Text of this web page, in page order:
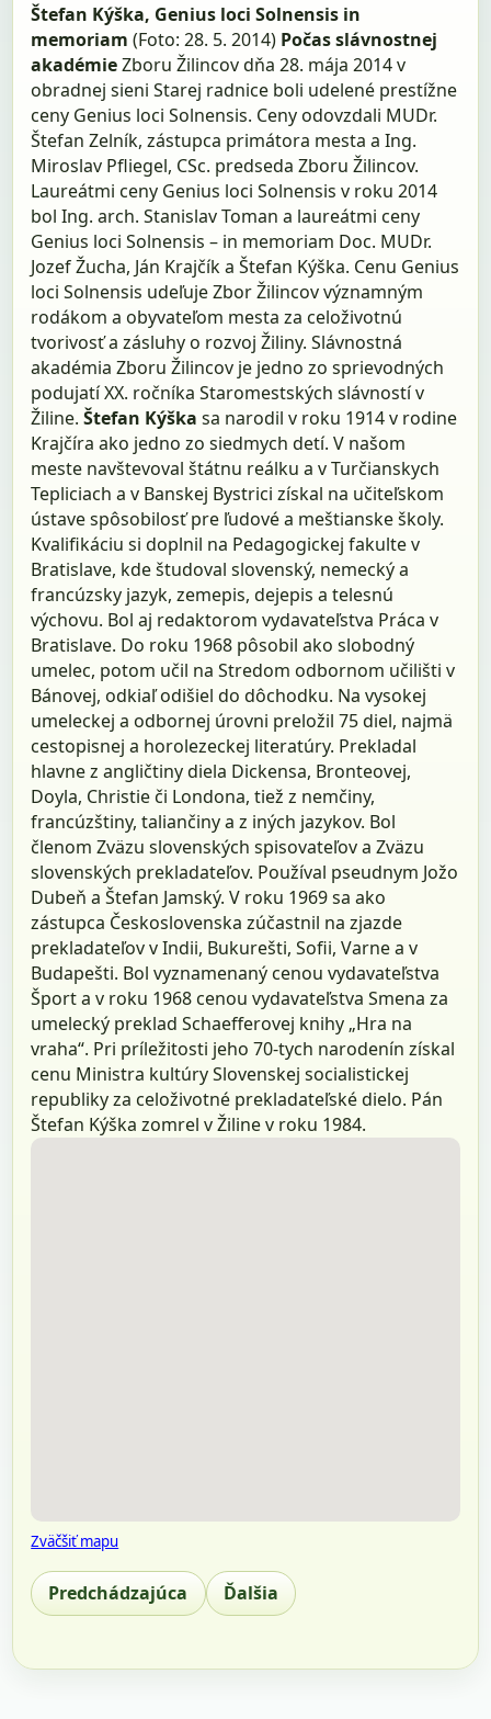
Štefan Kýška, Genius loci Solnensis in
memoriam(Foto: 28. 5. 2014) Počas slávnostnej
akadémieZboru Žilincov dňa 28. mája 2014 v
obradnej sieni Starej radnice boli udelené prestížne
ceny Genius loci Solnensis. Ceny odovzdali MUDr.
Štefan Zelník, zástupca primátora mesta a Ing.
Miroslav Pfliegel, CSc. predseda Zboru Žilincov.
Laureátmi ceny Genius loci Solnensis v roku 2014
bol Ing. arch. Stanislav Toman a laureátmi ceny
Genius loci Solnensis – in memoriam Doc. MUDr.
Jozef Žucha, Ján Krajčík a Štefan Kýška. Cenu Genius
loci Solnensis udeľuje Zbor Žilincov významným
rodákom a obyvateľom mesta za celoživotnú
tvorivosť a zásluhy o rozvoj Žiliny. Slávnostná
akadémia Zboru Žilincov je jedno zo sprievodných
podujatí XX. ročníka Staromestských slávností v
Žiline.Štefan Kýškasa narodil v roku 1914 v rodine
Krajčíra ako jedno zo siedmych detí. V našom
meste navštevoval štátnu reálku a v Turčianskych
Tepliciach a v Banskej Bystrici získal na učiteľskom
ústave spôsobilosť pre ľudové a meštianske školy.
Kvalifikáciu si doplnil na Pedagogickej fakulte v
Bratislave, kde študoval slovenský, nemecký a
francúzsky jazyk, zemepis, dejepis a telesnú
výchovu. Bol aj redaktorom vydavateľstva Práca v
Bratislave. Do roku 1968 pôsobil ako slobodný
umelec, potom učil na Stredom odbornom učilišti v
Bánovej, odkiaľ odišiel do dôchodku. Na vysokej
umeleckej a odbornej úrovni preložil 75 diel, najmä
cestopisnej a horolezeckej literatúry. Prekladal
hlavne z angličtiny diela Dickensa, Bronteovej,
Doyla, Christie či Londona, tiež z nemčiny,
francúzštiny, taliančiny a z iných jazykov. Bol
členom Zväzu slovenských spisovateľov a Zväzu
slovenských prekladateľov. Používal pseudnym Jožo
Dubeň a Štefan Jamský. V roku 1969 sa ako
zástupca Československa zúčastnil na zjazde
prekladateľov v Indii, Bukurešti, Sofii, Varne a v
Budapešti. Bol vyznamenaný cenou vydavateľstva
Šport a v roku 1968 cenou vydavateľstva Smena za
umelecký preklad Schaefferovej knihy „Hra na
vraha“. Pri príležitosti jeho 70-tych narodenín získal
cenu Ministra kultúry Slovenskej socialistickej
republiky za celoživotné prekladateľské dielo. Pán
Štefan Kýška zomrel v Žiline v roku 1984.
Zväčšiť mapu
Predchádzajúca Ďalšia